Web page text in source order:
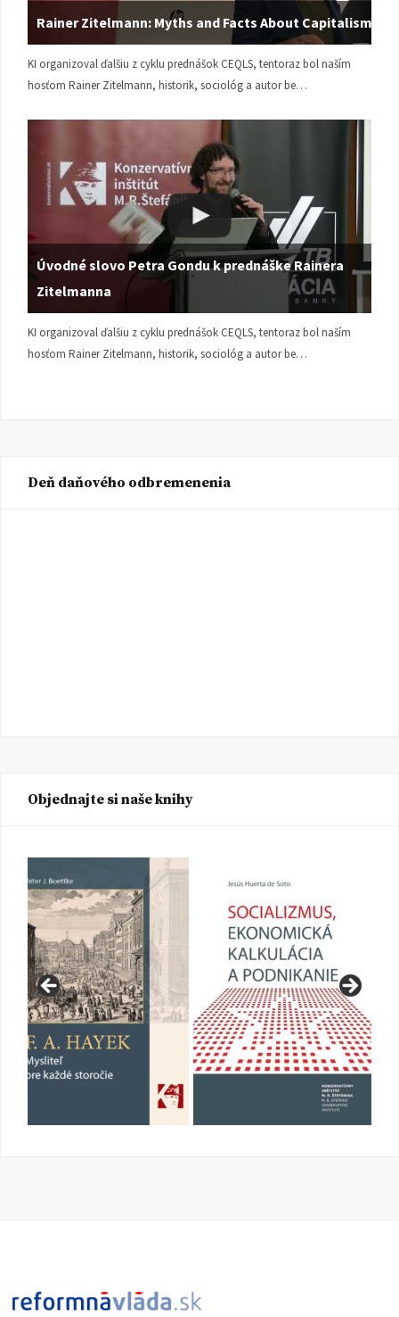
Rainer Zitelmann: Myths and Facts About Capitalism
KI organizoval ďalšiu z cyklu prednášok CEQLS, tentoraz bol naším
hosťom Rainer Zitelmann, historik, sociológ a autor be…
Úvodné slovo Petra Gondu k prednáške Rainera
Zitelmanna
KI organizoval ďalšiu z cyklu prednášok CEQLS, tentoraz bol naším
hosťom Rainer Zitelmann, historik, sociológ a autor be…
Deň daňového odbremenenia
Objednajte si naše knihy